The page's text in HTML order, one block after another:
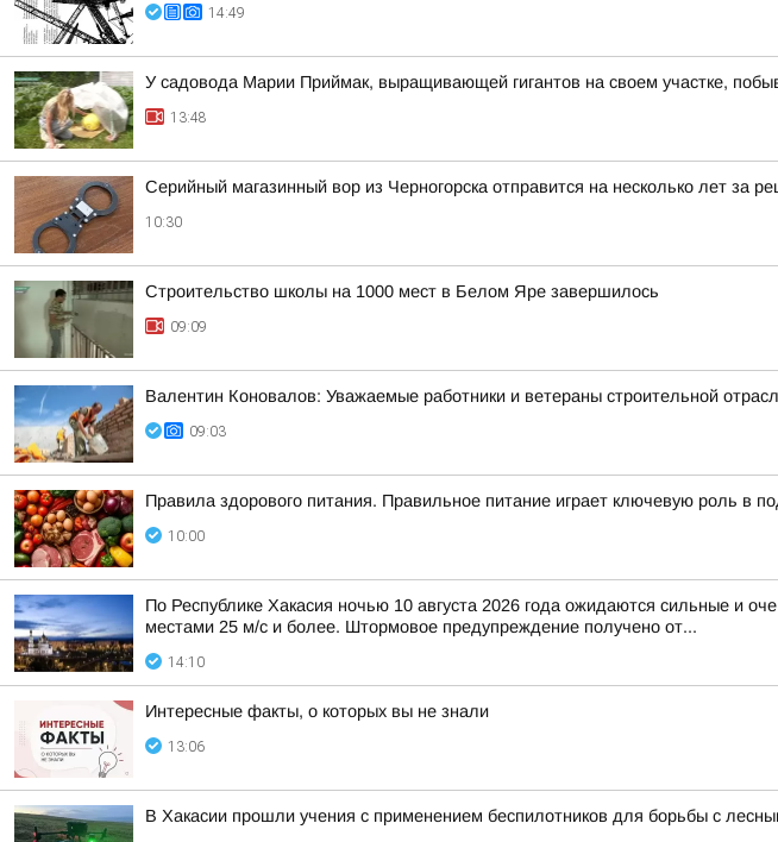
14:49
У садовода Марии Приймак, выращивающей гигантов на своем участке,
13:48
Серийный магазинный вор из Черногорска отправится на несколько лет за
10:30
Строительство школы на 1000 мест в Белом Яре завершилось
09:09
Валентин Коновалов: Уважаемые работники и ветераны строительной
09:03
Правила здорового питания. Правильное питание играет ключевую роль в
10:00
По Республике Хакасия ночью 10 августа 2026 года ожидаются сильные и
местами 25 м/с и более. Штормовое предупреждение получено от...
14:10
Интересные факты, о которых вы не знали
13:06
В Хакасии прошли учения с применением беспилотников для борьбы с